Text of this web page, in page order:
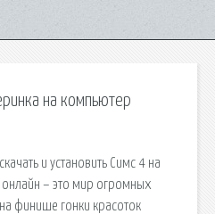
на компьютер
и установить Симс 4 на
– это мир огромных
финише гонки красоток